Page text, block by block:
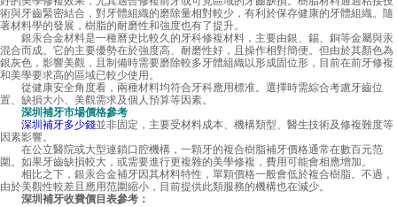
術與牙齒緊密結合，對牙體組織的磨除量相對較少，有利於保存健康的牙體組織。隨
著材料學的發展，樹脂的耐磨性和強度也有了提升。
銀汞合金材料是一種曆史比較久的牙科修複材料，主要由銀、錫、銅等金屬與汞
混合而成。它的主要優勢在於強度高、耐磨性好，且操作相對簡便。但由於其顏色為
銀灰色，影響美觀，且制備時需要磨除較多牙體組織以形成固位形，目前在前牙修複
和美學要求高的區域已較少使用。
從健康安全角度看，兩種材料均符合牙科應用標准。選擇時需綜合考慮牙齒位
置、缺損大小、美觀需求及個人預算等因素。
深圳補牙市場價格參考
深圳補牙多少錢並非固定，主要受材料成本、機構類型、醫生技術及修複難度等
因素影響。
在公立醫院或大型連鎖口腔機構，一顆牙的複合樹脂補牙價格通常在數百元范
圍。如果牙齒缺損較大，或需要進行更複雜的美學修複，費用可能會相應增加。
相比之下，銀汞合金補牙因其材料特性，單顆價格一般會低於複合樹脂。不過，
由於美觀性較差且應用范圍縮小，目前提供此類服務的機構也在減少。
深圳補牙收費價目表參考：